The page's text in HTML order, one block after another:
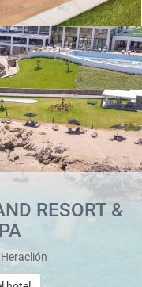
RESORT &